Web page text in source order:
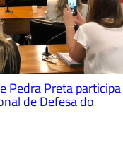
Pedra Preta participa
de Defesa do